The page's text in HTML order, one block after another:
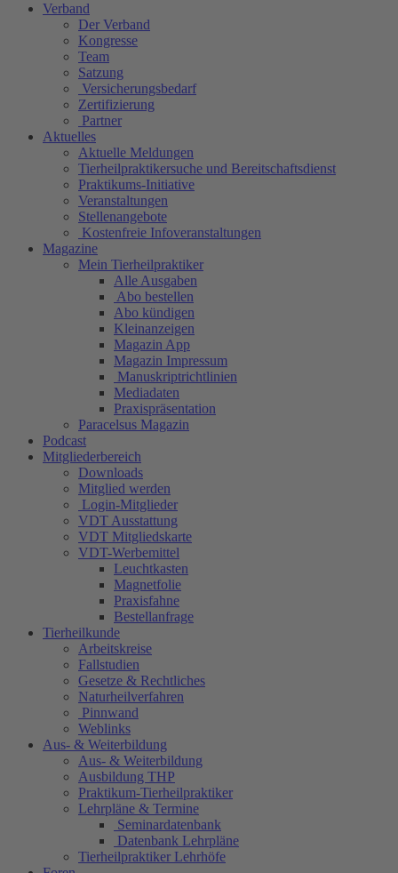
Verband
Der Verband
Kongresse
Team
Satzung
Versicherungsbedarf
Zertifizierung
Partner
Aktuelles
Aktuelle Meldungen
Tierheilpraktikersuche und Bereitschaftsdienst
Praktikums-Initiative
Veranstaltungen
Stellenangebote
Kostenfreie Infoveranstaltungen
Magazine
Mein Tierheilpraktiker
Alle Ausgaben
Abo bestellen
Abo kündigen
Kleinanzeigen
Magazin App
Magazin Impressum
Manuskriptrichtlinien
Mediadaten
Praxispräsentation
Paracelsus Magazin
Podcast
Mitgliederbereich
Downloads
Mitglied werden
Login-Mitglieder
VDT Ausstattung
VDT Mitgliedskarte
VDT-Werbemittel
Leuchtkasten
Magnetfolie
Praxisfahne
Bestellanfrage
Tierheilkunde
Arbeitskreise
Fallstudien
Gesetze & Rechtliches
Naturheilverfahren
Pinnwand
Weblinks
Aus- & Weiterbildung
Aus- & Weiterbildung
Ausbildung THP
Praktikum-Tierheilpraktiker
Lehrpläne & Termine
Seminardatenbank
Datenbank Lehrpläne
Tierheilpraktiker Lehrhöfe